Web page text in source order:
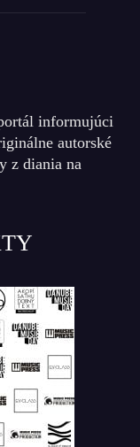
informujúci
autorské
z diania na